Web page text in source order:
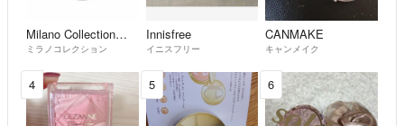
Milano Collection（kanebo）
ミラノコレクション
Innisfree
イニスフリー
CANMAKE
キャンメイク
4 5 6